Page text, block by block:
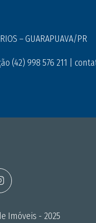
– GUARAPUAVA/PR
(42) 998 576 211 |
Imóveis - 2025